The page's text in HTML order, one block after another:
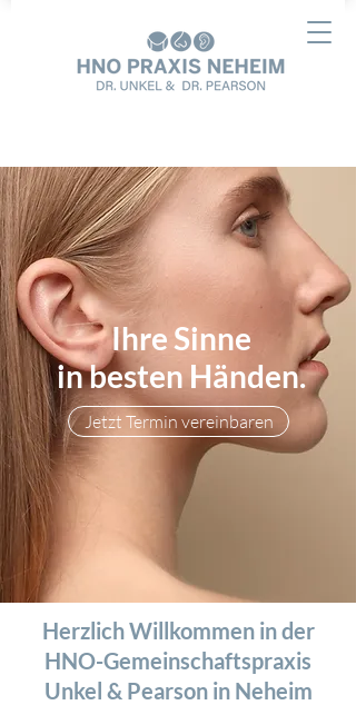
Ihre Sinne
in besten Händen.
Jetzt Termin vereinbaren
Herzlich Willkommen in der
HNO-Gemeinschaftspraxis
Unkel & Pearson in Neheim